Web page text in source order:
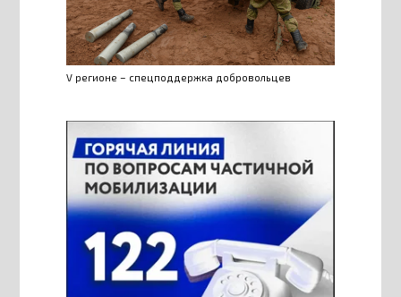
V регионе – спецподдержка добровольцев